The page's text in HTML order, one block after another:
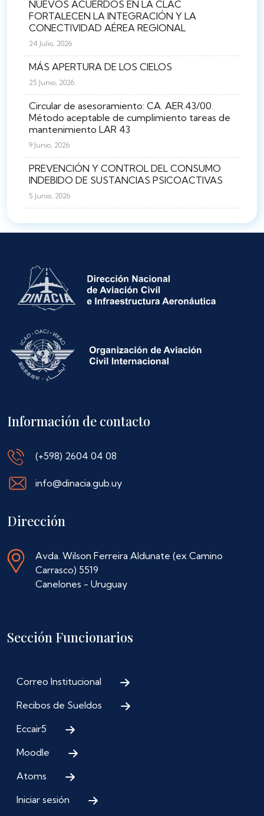
NUEVOS ACUERDOS EN LA CLAC
FORTALECEN LA INTEGRACIÓN Y LA
CONECTIVIDAD AÉREA REGIONAL
24 Julio, 2026
MÁS APERTURA DE LOS CIELOS
25 Junio, 2026
Circular de asesoramiento: CA. AER.43/00.
Método aceptable de cumplimiento tareas de
mantenimiento LAR 43
9 Junio, 2026
PREVENCIÓN Y CONTROL DEL CONSUMO
INDEBIDO DE SUSTANCIAS PSICOACTIVAS
5 Junio, 2026
Información de contacto
(+598) 2604 04 08
info@dinacia.gub.uy
Dirección
Avda. Wilson Ferreira Aldunate (ex Camino
Carrasco) 5519
Canelones - Uruguay
Sección Funcionarios
Correo Institucional
Recibos de Sueldos
Eccair5
Moodle
Atoms
Iniciar sesión